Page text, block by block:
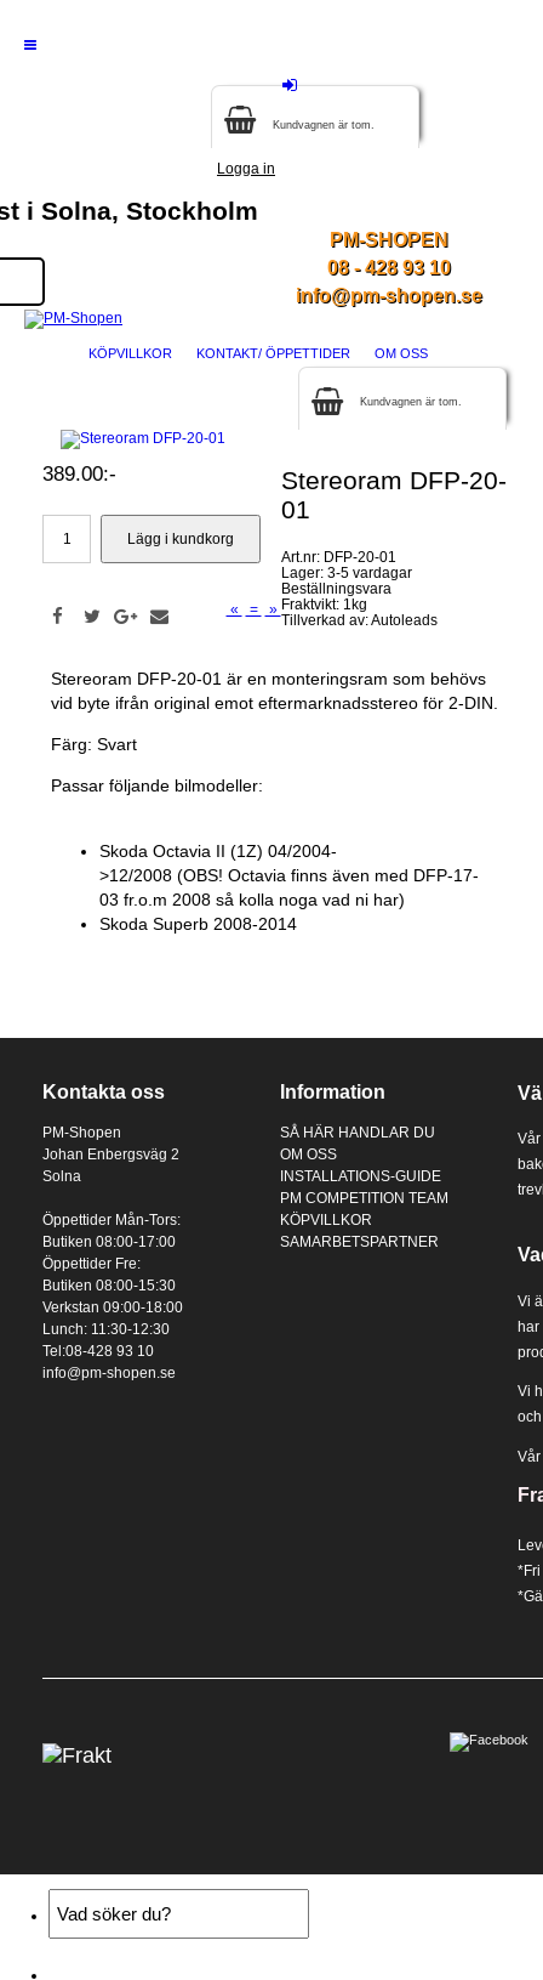
Kundvagnen är tom.
Logga in
i Solna, Stockholm
PM-SHOPEN
08 - 428 93 10
info@pm-shopen.se
KÖPVILLKOR KONTAKT/ ÖPPETTIDER OM OSS
Kundvagnen är tom.
Stereoram DFP-20-
01
Art.nr: DFP-20-01
Lager: 3-5 vardagar
Beställningsvara
Fraktvikt: 1kg
Tillverkad av: Autoleads
389.00:-
« = »
Stereoram DFP-20-01 är en monteringsram som behövs
vid byte ifrån original emot eftermarknadsstereo för 2-DIN.
Färg: Svart
Passar följande bilmodeller:
Skoda Octavia II (1Z) 04/2004-
>12/2008 (OBS! Octavia finns även med DFP-17-
03 fr.o.m 2008 så kolla noga vad ni har)
Skoda Superb 2008-2014
Kontakta oss
PM-Shopen
Johan Enbergsväg 2
Solna
Öppettider Mån-Tors:
Butiken 08:00-17:00
Öppettider Fre:
Butiken 08:00-15:30
Verkstan 09:00-18:00
Lunch: 11:30-12:30
Tel:08-428 93 10
info@pm-shopen.se
Information
SÅ HÄR HANDLAR DU
OM OSS
INSTALLATIONS-GUIDE
PM COMPETITION TEAM
KÖPVILLKOR
SAMARBETSPARTNER
Vi
har
Vi
*Fri